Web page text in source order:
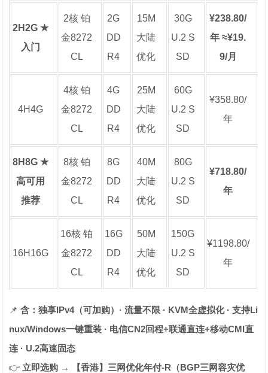
2H2G ★
入门
2核 铂
金8272
CL
2G
DD
R4
15M
大陆
优化
30G
U.2 S
SD
¥238.80/
年 ≈¥19.
9/月
4H4G
4核 铂
金8272
CL
4G
DD
R4
25M
大陆
优化
60G
U.2 S
SD
¥358.80/
年
8H8G ★
高可用
推荐
8核 铂
金8272
CL
8G
DD
R4
40M
大陆
优化
80G
U.2 S
SD
¥718.80/
年
16H16G
16核 铂
金8272
CL
16G
DD
R4
50M
大陆
优化
150G
U.2 S
SD
¥1198.80/
年
📌含：独享IPv4（可加购）· 流量不限 · KVM全虚拟化 · 支持Li
nux/Windows一键重装 · 电信CN2回程+联通直连+移动CMI直
连 · U.2高速固态
👉 立即选购 → 【香港】三网优化年付-R（BGP三网容灾优